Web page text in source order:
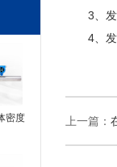
密度
3、发现
4、发现
上一篇：